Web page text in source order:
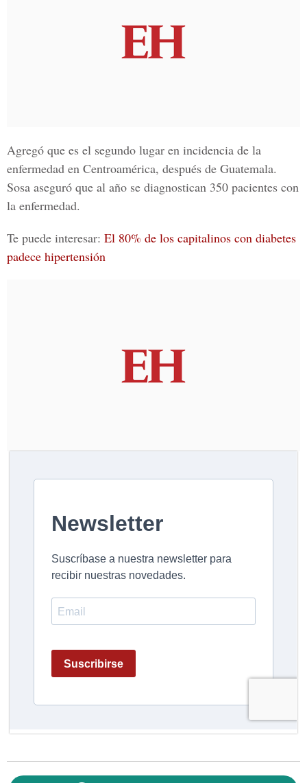
Agregó que es el segundo lugar en incidencia de la
enfermedad en Centroamérica, después de Guatemala.
Sosa aseguró que al año se diagnostican 350 pacientes con
la enfermedad.
Te puede interesar: El 80% de los capitalinos con diabetes
padece hipertensión